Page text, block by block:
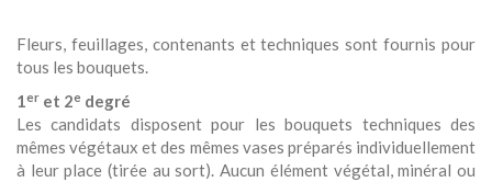
Fleurs, feuillages, contenants et techniques sont fournis pour
tous les bouquets.
1er et 2e degré
Les candidats disposent pour les bouquets techniques des
mêmes végétaux et des mêmes vases préparés individuellement
à leur place (tirée au sort). Aucun élément végétal, minéral ou